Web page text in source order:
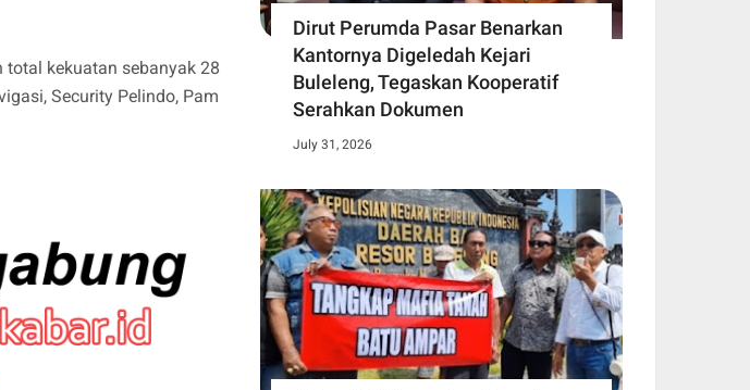
kekuatan sebanyak 28
Security Pelindo, Pam
Dirut Perumda Pasar Benarkan
Kantornya Digeledah Kejari
Buleleng, Tegaskan Kooperatif
Serahkan Dokumen
July 31, 2026